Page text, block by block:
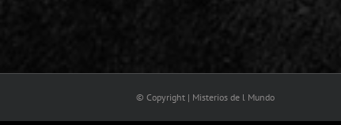
© Copyright | Misterios de l Mundo